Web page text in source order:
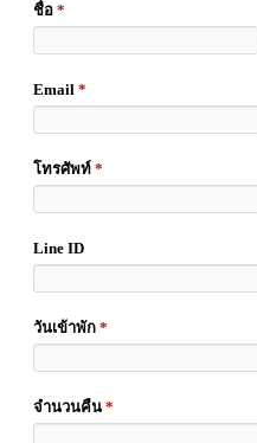
ชื่อ *
Email *
โทรศัพท์ *
Line ID
วันเข้าพัก *
จำนวนคืน *